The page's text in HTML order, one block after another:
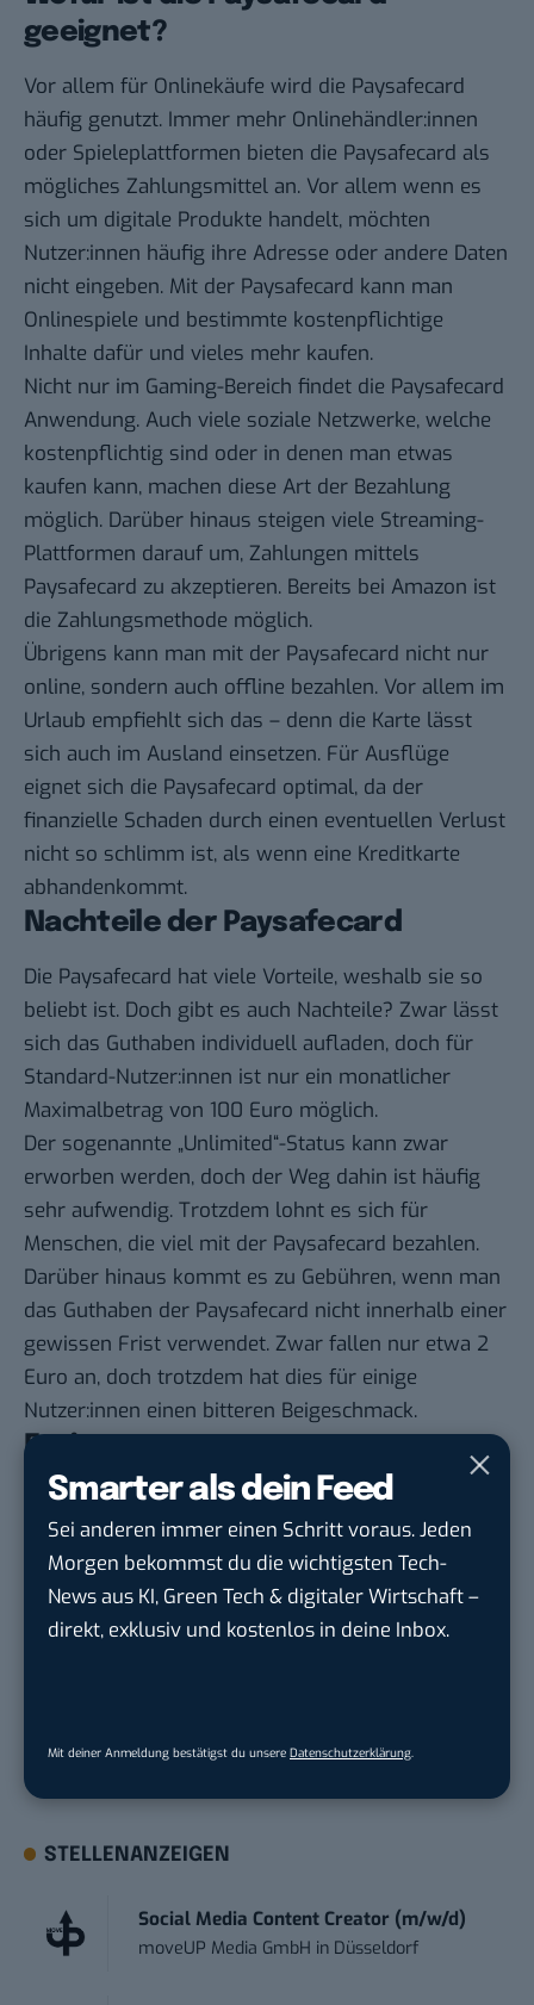
Smarter als dein Feed
Sei anderen immer einen Schritt voraus. Jeden
Morgen bekommst du die wichtigsten Tech-
News aus KI, Green Tech & digitaler Wirtschaft –
direkt, exklusiv und kostenlos in deine Inbox.
Mit deiner Anmeldung bestätigst du unsere Datenschutzerklärung.
geeignet?
Vor allem für Onlinekäufe wird die Paysafecard
häufig genutzt. Immer mehr Onlinehändler:innen
oder Spieleplattformen bieten die Paysafecard als
mögliches Zahlungsmittel an. Vor allem wenn es
sich um digitale Produkte handelt, möchten
Nutzer:innen häufig ihre Adresse oder andere Daten
nicht eingeben. Mit der Paysafecard kann man
Onlinespiele und bestimmte kostenpflichtige
Inhalte dafür und vieles mehr kaufen.
Nicht nur im Gaming-Bereich findet die Paysafecard
Anwendung. Auch viele soziale Netzwerke, welche
kostenpflichtig sind oder in denen man etwas
kaufen kann, machen diese Art der Bezahlung
möglich. Darüber hinaus steigen viele Streaming-
Plattformen darauf um, Zahlungen mittels
Paysafecard zu akzeptieren. Bereits bei Amazon ist
die Zahlungsmethode möglich.
Übrigens kann man mit der Paysafecard nicht nur
online, sondern auch offline bezahlen. Vor allem im
Urlaub empfiehlt sich das – denn die Karte lässt
sich auch im Ausland einsetzen. Für Ausflüge
eignet sich die Paysafecard optimal, da der
finanzielle Schaden durch einen eventuellen Verlust
nicht so schlimm ist, als wenn eine Kreditkarte
abhandenkommt.
Nachteile der Paysafecard
Die Paysafecard hat viele Vorteile, weshalb sie so
beliebt ist. Doch gibt es auch Nachteile? Zwar lässt
sich das Guthaben individuell aufladen, doch für
Standard-Nutzer:innen ist nur ein monatlicher
Maximalbetrag von 100 Euro möglich.
Der sogenannte „Unlimited“-Status kann zwar
erworben werden, doch der Weg dahin ist häufig
sehr aufwendig. Trotzdem lohnt es sich für
Menschen, die viel mit der Paysafecard bezahlen.
Darüber hinaus kommt es zu Gebühren, wenn man
das Guthaben der Paysafecard nicht innerhalb einer
gewissen Frist verwendet. Zwar fallen nur etwa 2
Euro an, doch trotzdem hat dies für einige
Nutzer:innen einen bitteren Beigeschmack.
Fazit
Die Paysafecard wird zu einem immer beliebteren
Zahlungsmittel. Sowohl online als auch offline kann
man damit schnell, sicher und anonym bezahlen. Es
ist nicht schwierig, eine Paysafecard zu beantragen,
doch man sollte darauf achten, den Maximalbetrag
Hier mehr erfahren
STELLENANZEIGEN
Social Media Content Creator (m/w/d)
moveUP Media GmbH in Düsseldorf